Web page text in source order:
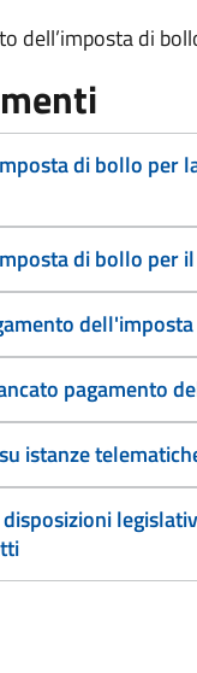
dell’imposta di
di bollo per
di bollo per
pagamento
istanze